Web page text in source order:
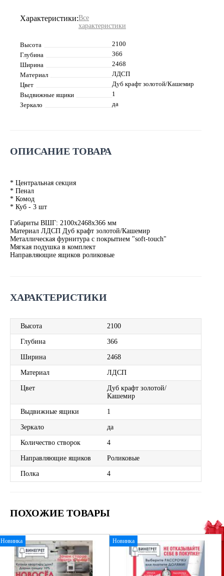
Характеристики:Все
характеристики
Высота
2100
Глубина
366
Ширина
2468
Материал
ЛДСП
Цвет
Дуб крафт золотой/Кашемир
Выдвижные ящики
1
Зеркало
да
ОПИСАНИЕ ТОВАРА
* Центральная секция
* Пенал
* Комод
* Куб - 3 шт
Габариты ВШГ: 2100х2468х366 мм
Материал ЛДСП Дуб крафт золотой/Кашемир
Металлическая фурнитура с покрытием "soft-touch"
Мягкая подушка в комплект
Направляющие ящиков роликовые
ХАРАКТЕРИСТИКИ
Высота 2100
Глубина 366
Ширина 2468
Материал ЛДСП
Цвет
Дуб крафт золотой/
Кашемир
Выдвижные ящики 1
Зеркало да
Количество створок 4
Направляющие ящиков Роликовые
Полка 4
ПОХОЖИЕ ТОВАРЫ
Новинка Новинка